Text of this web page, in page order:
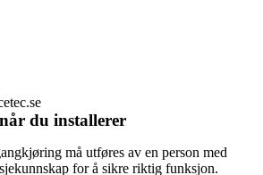
du installerer
må utføres av en person med
for å sikre riktig funksjon.